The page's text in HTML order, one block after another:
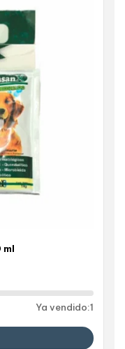
ml
Ya vendido:1